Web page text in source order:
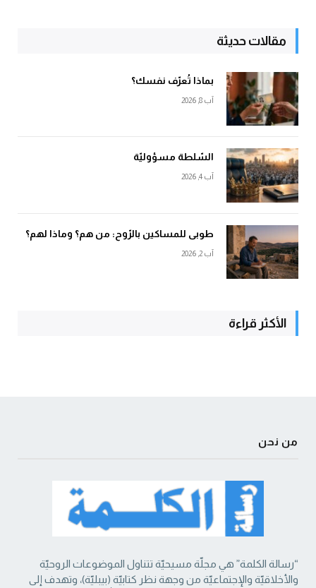
مقالات حديثة
بماذا تُعرّف نفسك؟
آب 8, 2026
السّلطة مسؤوليّة
آب 4, 2026
طوبى للمساكين بالرّوح: من هم؟ وماذا لهم؟
آب 2, 2026
الأكثر قراءة
من نحن
“رسالة الكلمة” هي مجلّة مسيحيّة تتناول الموضوعات الروحيّة
والأخلاقيّة والإجتماعيّة من ‏وجهة نظر كتابيّة (بيبليّة)، وتهدف إلى